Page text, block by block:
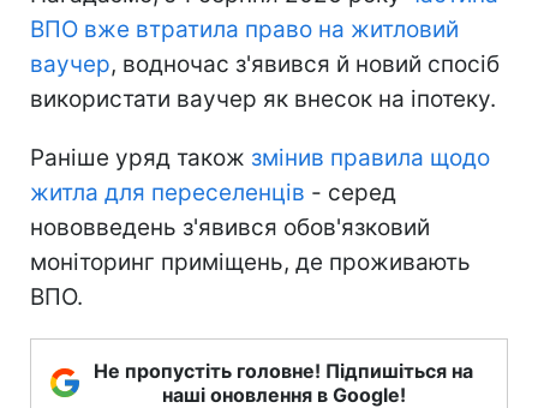
ВПО вже втратила право на житловий
ваучер, водночас з'явився й новий спосіб
використати ваучер як внесок на іпотеку.
Раніше уряд також змінив правила щодо
житла для переселенців - серед
нововведень з'явився обов'язковий
моніторинг приміщень, де проживають
ВПО.
Не пропустіть головне! Підпишіться на
наші оновлення в Google!